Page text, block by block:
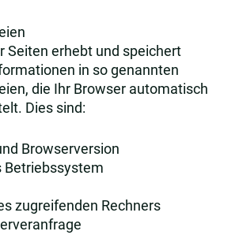
Seiten erhebt und speichert
in so genannten
die Ihr Browser automatisch
Dies sind:
Browserversion
Betriebssystem
zugreifenden Rechners